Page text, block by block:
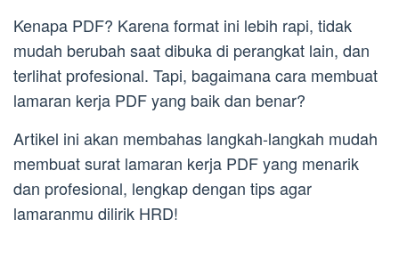
Kenapa PDF? Karena format ini lebih rapi, tidak
mudah berubah saat dibuka di perangkat lain, dan
terlihat profesional. Tapi, bagaimana cara membuat
lamaran kerja PDF yang baik dan benar?
Artikel ini akan membahas langkah-langkah mudah
membuat surat lamaran kerja PDF yang menarik
dan profesional, lengkap dengan tips agar
lamaranmu dilirik HRD!